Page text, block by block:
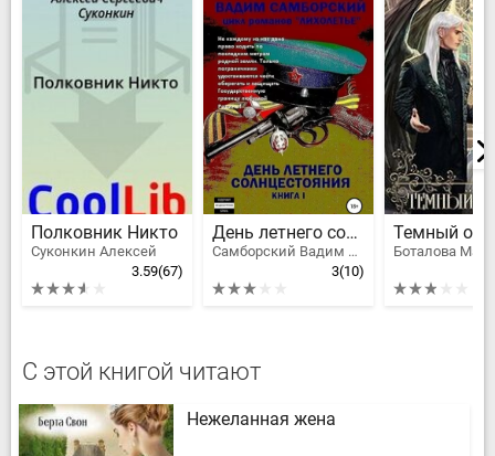
Полковник Никто
Суконкин Алексей
3.59(67)
День летнего солнцестояния
Самборский Вадим Леонтьевич
3(10)
Боталова
С этой книгой читают
Нежеланная жена